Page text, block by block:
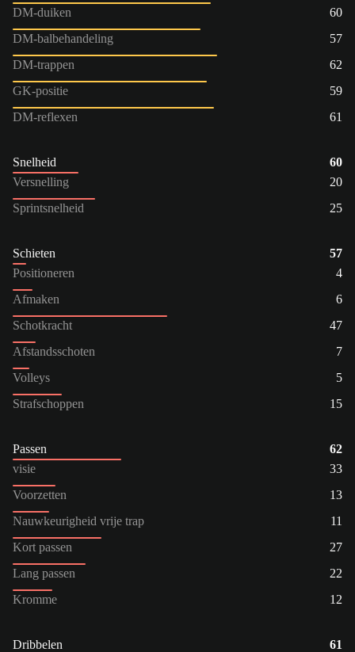
DM-duiken
60
DM-balbehandeling
57
DM-trappen
62
GK-positie
59
DM-reflexen
61
Snelheid
60
Versnelling
20
Sprintsnelheid
25
Schieten
57
Positioneren
4
Afmaken
6
Schotkracht
47
Afstandsschoten
7
Volleys
5
Strafschoppen
15
Passen
62
visie
33
Voorzetten
13
Nauwkeurigheid vrije trap
11
Kort passen
27
Lang passen
22
Kromme
12
Dribbelen
61